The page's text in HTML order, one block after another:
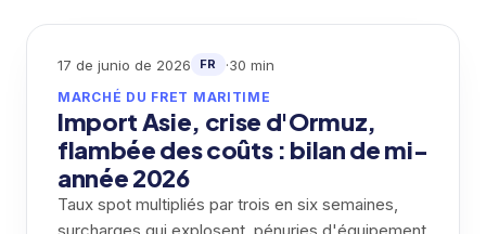
17 de junio de 2026 FR ·30 min
MARCHÉ DU FRET MARITIME
Import Asie, crise d'Ormuz,
flambée des coûts : bilan de mi-
année 2026
Taux spot multipliés par trois en six semaines,